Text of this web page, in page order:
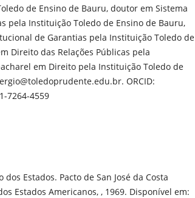
de Ensino de Bauru, doutor em Sistema
pela Instituição Toledo de Ensino de Bauru,
de Garantias pela Instituição Toledo de
Direito das Relações Públicas pela
em Direito pela Instituição Toledo de
ORCID:
7264-4559
dos Estados. Pacto de San José da Costa
Estados Americanos, , 1969. Disponível em: